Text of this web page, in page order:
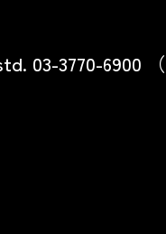
03-3770-6900 （